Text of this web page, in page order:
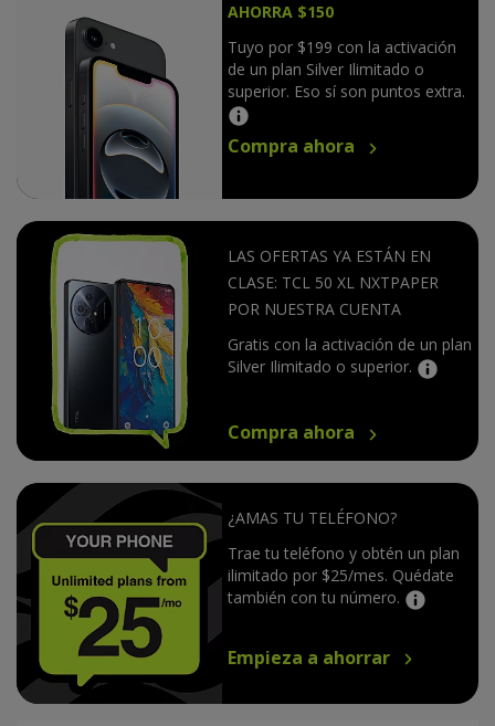
AHORRA $150
Tuyo por $199 con la activación
de un plan Silver Ilimitado o
superior. Eso sí son puntos extra.
Compra ahora
LAS OFERTAS YA ESTÁN EN
CLASE: TCL 50 XL NXTPAPER
POR NUESTRA CUENTA
Gratis con la activación de un plan
Silver Ilimitado o superior.
Compra ahora
¿AMAS TU TELÉFONO?
Trae tu teléfono y obtén un plan
ilimitado por $25/mes. Quédate
también con tu número.
Empieza a ahorrar